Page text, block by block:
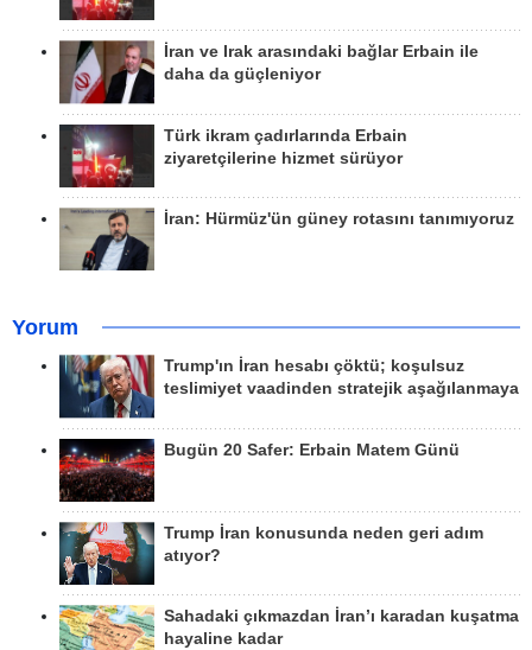
İran ve Irak arasındaki bağlar Erbain ile
daha da güçleniyor
Türk ikram çadırlarında Erbain
ziyaretçilerine hizmet sürüyor
İran: Hürmüz'ün güney rotasını tanımıyoruz
Yorum
Trump'ın İran hesabı çöktü; koşulsuz
teslimiyet vaadinden stratejik aşağılanmaya
Bugün 20 Safer: Erbain Matem Günü
Trump İran konusunda neden geri adım
atıyor?
Sahadaki çıkmazdan İran’ı karadan kuşatma
hayaline kadar